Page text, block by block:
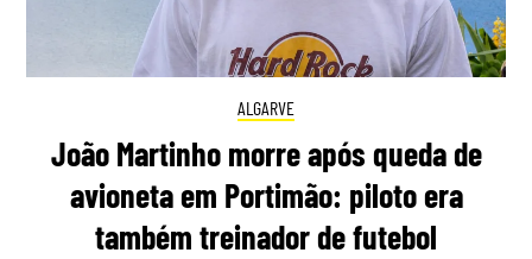
ALGARVE
João Martinho morre após queda de
avioneta em Portimão: piloto era
também treinador de futebol